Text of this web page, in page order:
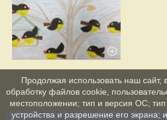
Продолжая использовать наш сайт,
обработку файлов cookie,
местоположении; тип и версия ОС;
устройства и разрешение его экрана;